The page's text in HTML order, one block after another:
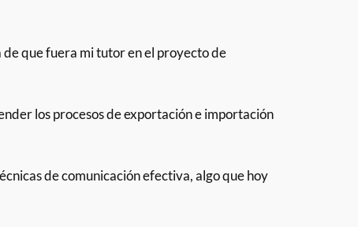
de que fuera mi tutor en el proyecto de
los procesos de exportación e importación
de comunicación efectiva, algo que hoy